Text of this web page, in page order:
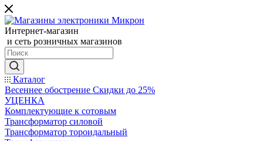
Интернет-магазин
и сеть розничных магазинов
Каталог
Весеннее обострение Скидки до 25%
УЦЕНКА
Комплектующие к сотовым
Трансформатор силовой
Трансформатор тороидальный